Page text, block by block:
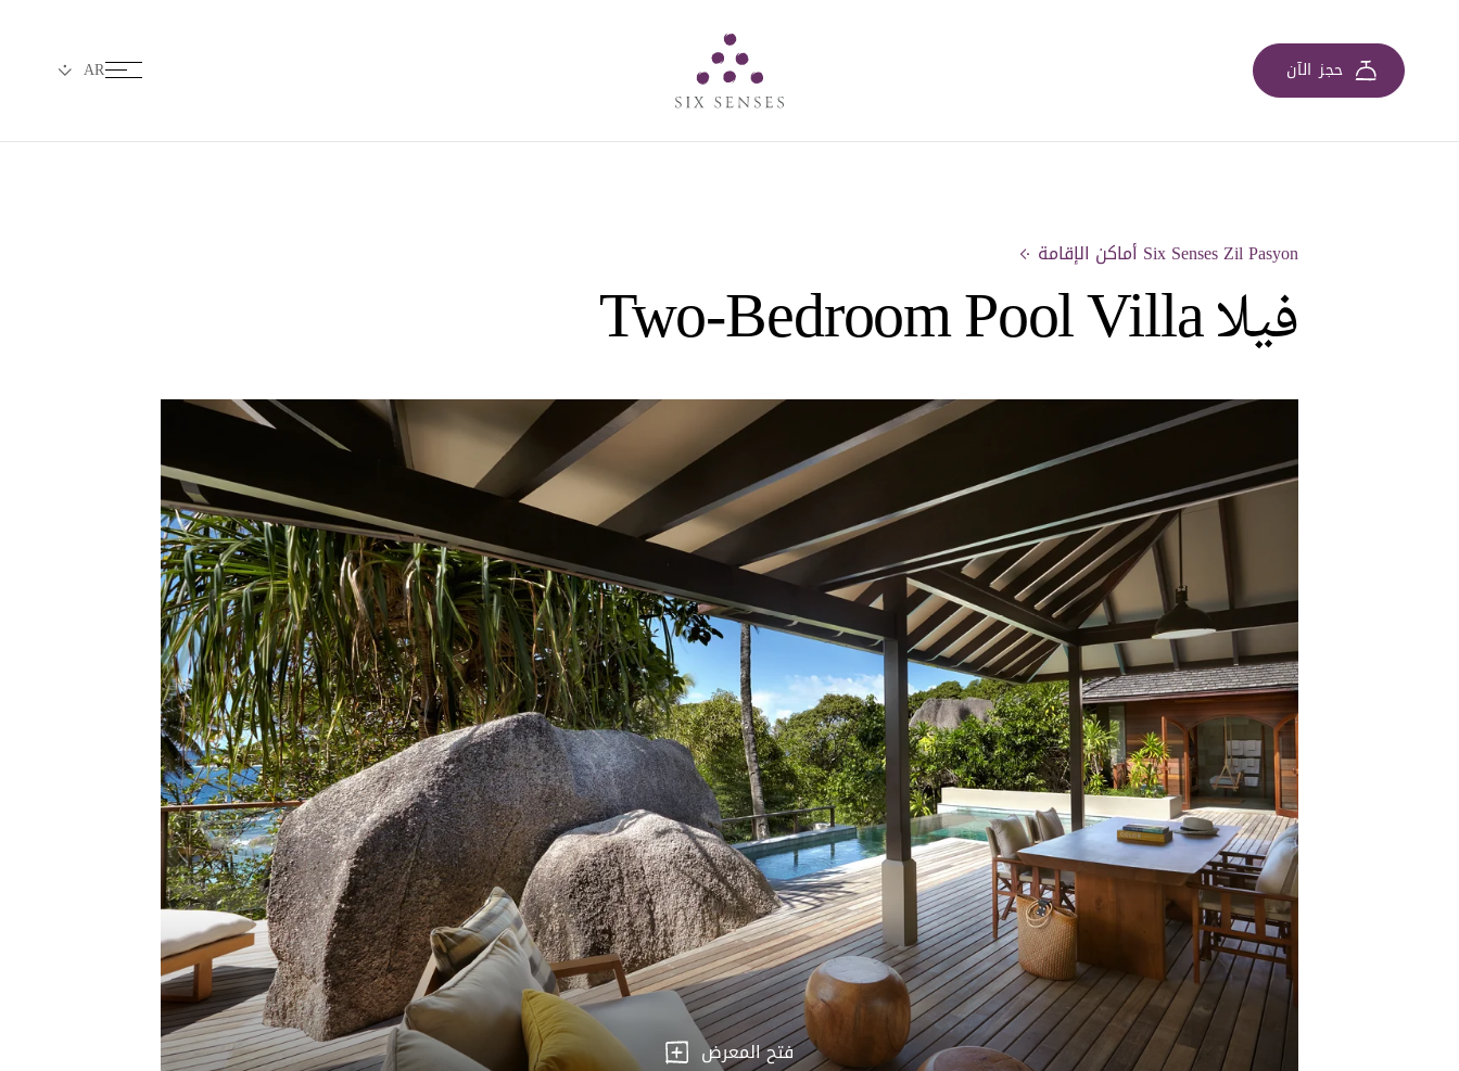
حجز الآن
Six Senses Zil Pasyon أماكن الإقامة
فيلا Two-Bedroom Pool Villa
فتح المعرض